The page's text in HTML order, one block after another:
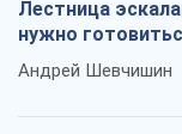
Лестница
нужно
Андрей Шевчишин